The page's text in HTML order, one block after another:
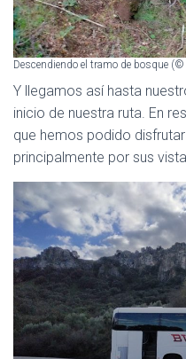
Descendiendo el tramo de bosque
Y llegamos así hasta
inicio de nuestra ruta. En
que hemos podido
principalmente por sus